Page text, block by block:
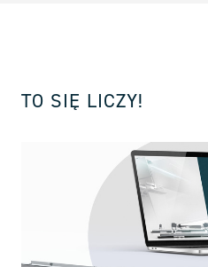
TO SIĘ LICZY!